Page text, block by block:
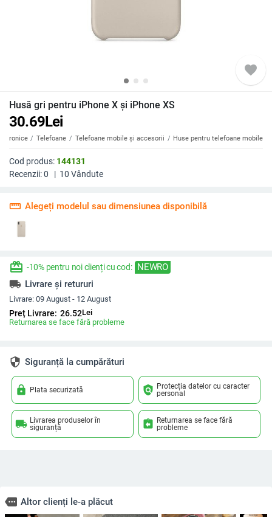
favorite
Husă gri pentru iPhone X și iPhone XS
30.69Lei
Telefoane Telefoane mobile și accesorii Huse pentru telefoane mobile
Cod produs: 144131
Recenzii:0 | 10 Vândute
straighten Alegeți modelul sau dimensiunea disponibilă
redeem -10% pentru noi clienți cu cod: NEWRO
local_shipping Livrare și retururi
Livrare: 09 August - 12 August
Preț Livrare: 26.52Lei
Returnarea se face fără probleme
security Siguranță la cumpărături
lock Plata securizată policy Protecția datelor cu caracter
personal
local_shipping Livrarea produselor în
siguranță
assignment_return Returnarea se face fără
probleme
more Altor clienți le-a plăcut